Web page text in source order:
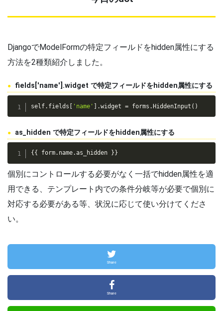
DjangoでModelFormの特定フィールドをhidden属性にする
方法を2種類紹介しました。
fields['name'].widget で特定フィールドをhidden属性にする
self. fields [ 'name' ] .widget = forms .HiddenInput ( )
as_hidden で特定フィールドをhidden属性にする
{{ form.name.as_hidden }}
個別にコントロールする必要がなく一括でhidden属性を適
用できる、テンプレート内での条件分岐等が必要で個別に
対応する必要がある等、状況に応じて使い分けてくださ
い。
Share
Share